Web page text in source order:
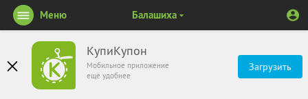
КупиКупон
Мобильное приложение
ещё удобнее
Загрузить
Меню Балашиха